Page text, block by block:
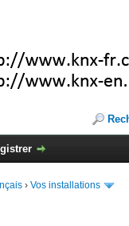
› Vos installations